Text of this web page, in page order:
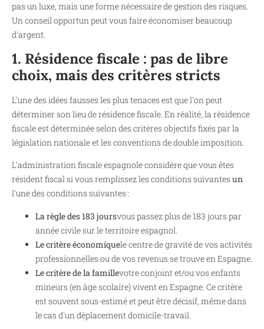
pas un luxe, mais une forme nécessaire de gestion des risques.
Un conseil opportun peut vous faire économiser beaucoup
d'argent.
1. Résidence fiscale : pas de libre
choix, mais des critères stricts
L'une des idées fausses les plus tenaces est que l'on peut
déterminer son lieu de résidence fiscale. En réalité, la résidence
fiscale est déterminée selon des critères objectifs fixés par la
législation nationale et les conventions de double imposition.
L'administration fiscale espagnole considère que vous êtes
résident fiscal si vous remplissez les conditions suivantes un
l'une des conditions suivantes :
La règle des 183 joursvous passez plus de 183 jours par
année civile sur le territoire espagnol.
Le critère économiquele centre de gravité de vos activités
professionnelles ou de vos revenus se trouve en Espagne.
Le critère de la famillevotre conjoint et/ou vos enfants
mineurs (en âge scolaire) vivent en Espagne. Ce critère
est souvent sous-estimé et peut être décisif, même dans
le cas d'un déplacement domicile-travail.